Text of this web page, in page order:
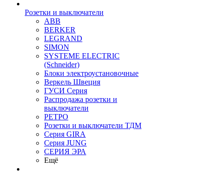
Розетки и выключатели
ABB
BERKER
LEGRAND
SIMON
SYSTEME ELECTRIC
(Schneider)
Блоки электроустановочные
Веркель Швеция
ГУСИ Серия
Распродажа розетки и
выключатели
РЕТРО
Розетки и выключатели ТДМ
Серия GIRA
Серия JUNG
СЕРИЯ ЭРА
Ещё